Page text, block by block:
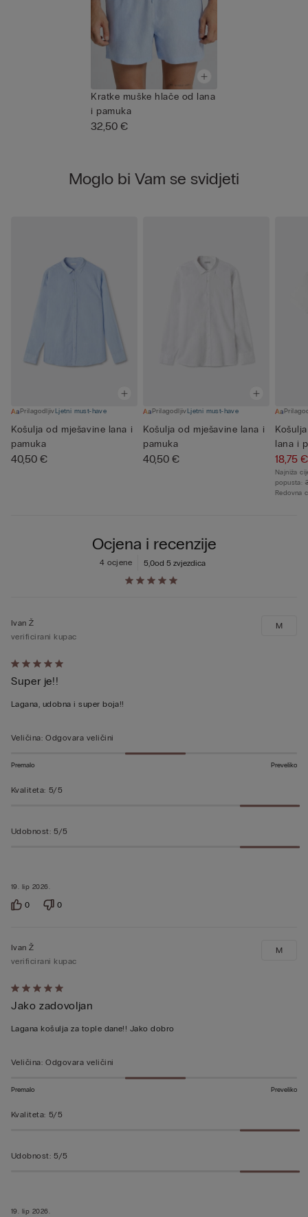
Kratke muške hlače od lana
i pamuka
32,50 €
Moglo bi Vam se svidjeti
PrilagodljivLjetni must-have
Košulja od mješavine lana i
pamuka
40,50 €
PrilagodljivLjetni must-have
Košulja od mješavine lana i
pamuka
40,50 €
lana i
18,75 €
Najniža
popusta:
Redovna
Ocjena i recenzije
5,0od 5 zvjezdica
4 ocjene
Dali
ste
ocjenu
od
19. lip 2026.
Ivan Ž
verificirani kupac
Super je!!
Lagana, udobna i super boja!!
M
Veličina: Odgovara veličini
Premalo Preveliko
Kvaliteta: 5/5
Udobnost: 5/5
0 0
Dali
ste
ocjenu
od
19. lip 2026.
Ivan Ž
verificirani kupac
Jako zadovoljan
Lagana košulja za tople dane!! Jako dobro
M
Veličina: Odgovara veličini
Premalo Preveliko
Kvaliteta: 5/5
Udobnost: 5/5